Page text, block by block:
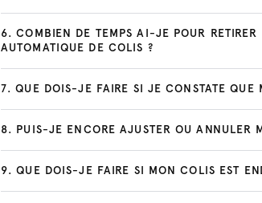
6.COMBIEN DE TEMPS AI-JE POUR
AUTOMATIQUE DE COLIS ?
7.QUE DOIS-JE FAIRE SI JE CONSTATE QUE
8. PUIS-JE ENCORE AJUSTER OU ANNULER
9.QUE DOIS-JE FAIRE SI MON COLIS EST